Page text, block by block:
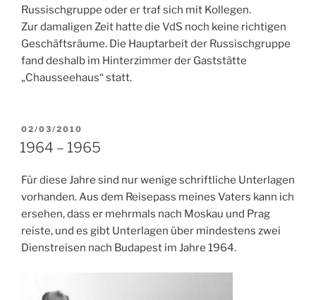
Russischgruppe oder er traf sich mit Kollegen.
Zur damaligen Zeit hatte die VdS noch keine richtigen
Geschäftsräume. Die Hauptarbeit der Russischgruppe
fand deshalb im Hinterzimmer der Gaststätte
„Chausseehaus“ statt.
VERÖFFENTLICHT
AM
02/03/2010
1964 – 1965
Für diese Jahre sind nur wenige schriftliche Unterlagen
vorhanden. Aus dem Reisepass meines Vaters kann ich
ersehen, dass er mehrmals nach Moskau und Prag
reiste, und es gibt Unterlagen über mindestens zwei
Dienstreisen nach Budapest im Jahre 1964.